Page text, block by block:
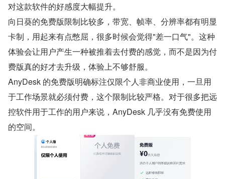
对这款软件的好感度大幅提升。
向日葵的免费版限制比较多，带宽、帧率、分辨率都有明显
卡制，用起来有点憋屈，很多时候会觉得"差一口气"。这种
体验会让用户产生一种被推着去付费的感觉，而不是因为付
费版真的好才去升级，体验上不够舒服。
AnyDesk 的免费版明确标注仅限个人非商业使用，一旦用
于工作场景就必须付费，这个限制比较严格。对于很多把远
控软件用于工作的用户来说，AnyDesk 几乎没有免费使用
的空间。